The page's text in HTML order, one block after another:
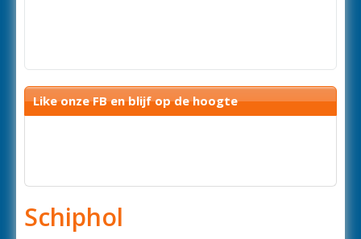
Like onze FB en blijf op de hoogte
Schiphol